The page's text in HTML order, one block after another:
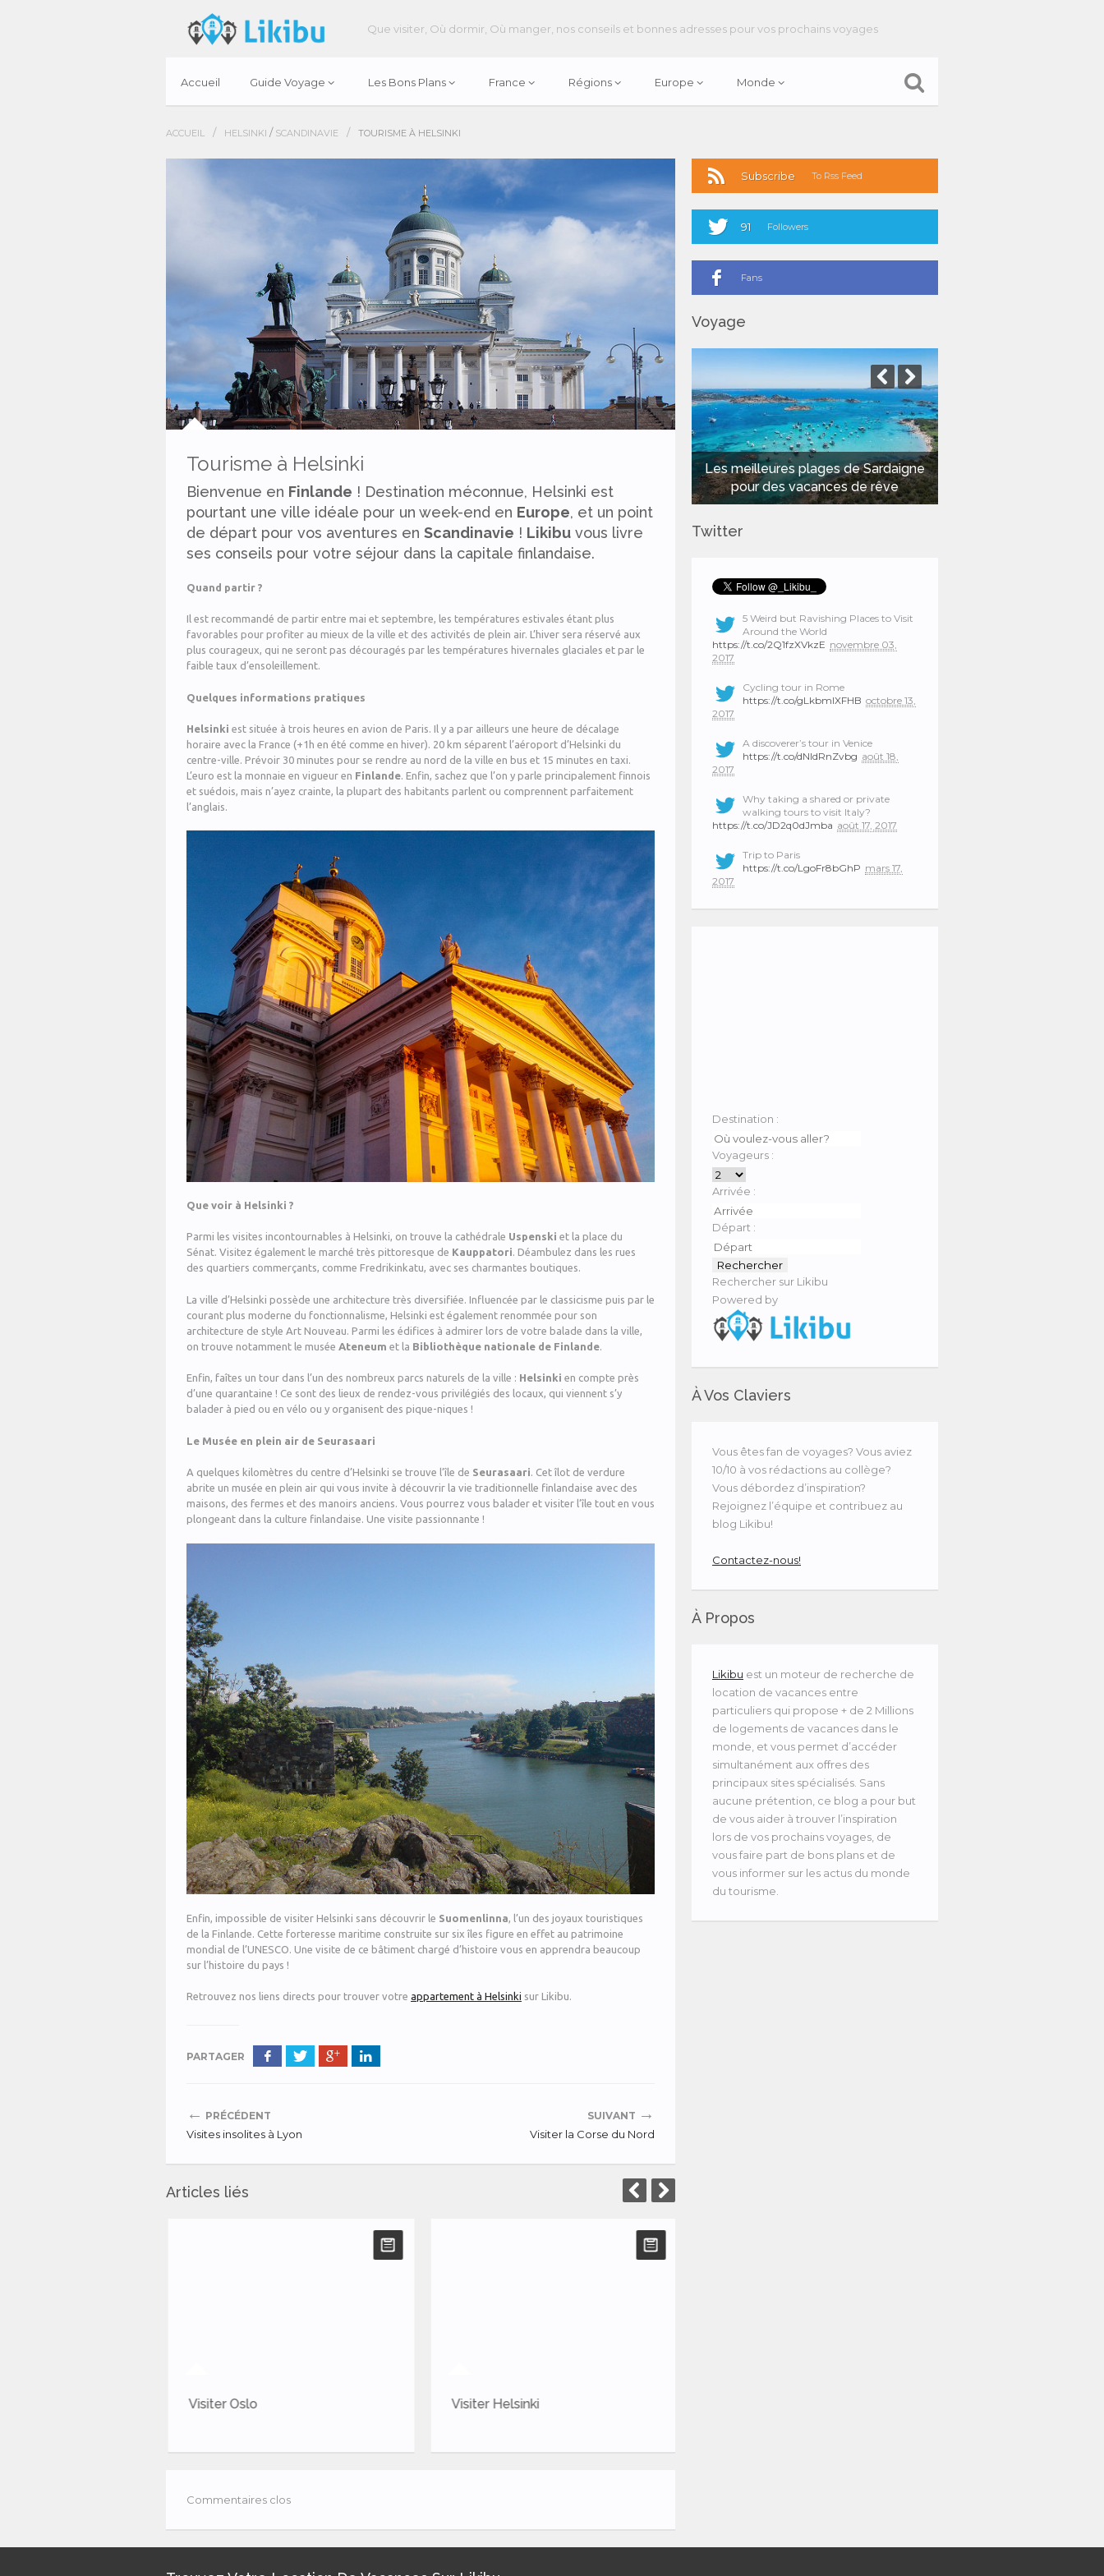
Que visiter, Où dormir, Où manger, nos conseils et bonnes adresses pour vos prochains voyages
Accueil Guide Voyage Les Bons Plans France Régions Europe Monde
ACCUEIL / HELSINKI / SCANDINAVIE / TOURISME À HELSINKI
Tourisme à Helsinki
Bienvenue en Finlande ! Destination méconnue, Helsinki est
pourtant une ville idéale pour un week-end en Europe, et un point
de départ pour vos aventures en Scandinavie ! Likibu vous livre
ses conseils pour votre séjour dans la capitale finlandaise.
Quand partir ?
Il est recommandé de partir entre mai et septembre, les températures estivales étant plus
favorables pour profiter au mieux de la ville et des activités de plein air. L’hiver sera réservé aux
plus courageux, qui ne seront pas découragés par les températures hivernales glaciales et par le
faible taux d’ensoleillement.
Quelques informations pratiques
Helsinki est située à trois heures en avion de Paris. Il y a par ailleurs une heure de décalage
horaire avec la France (+1h en été comme en hiver). 20 km séparent l’aéroport d’Helsinki du
centre-ville. Prévoir 30 minutes pour se rendre au nord de la ville en bus et 15 minutes en taxi.
L’euro est la monnaie en vigueur en Finlande . Enfin, sachez que l’on y parle principalement finnois
et suédois, mais n’ayez crainte, la plupart des habitants parlent ou comprennent parfaitement
l’anglais.
Que voir à Helsinki ?
Parmi les visites incontournables à Helsinki, on trouve la cathédrale Uspenski et la place du
Sénat. Visitez également le marché très pittoresque de Kauppatori. Déambulez dans les rues
des quartiers commerçants, comme Fredrikinkatu, avec ses charmantes boutiques.
La ville d’Helsinki possède une architecture très diversifiée. Influencée par le classicisme puis par le
courant plus moderne du fonctionnalisme, Helsinki est également renommée pour son
architecture de style Art Nouveau. Parmi les édifices à admirer lors de votre balade dans la ville,
on trouve notamment le musée Ateneum et la Bibliothèque nationale de Finlande
Enfin, faîtes un tour dans l’un des nombreux parcs naturels de la ville : Helsinki en compte près
d’une quarantaine ! Ce sont des lieux de rendez-vous privilégiés des locaux, qui viennent s’y
balader à pied ou en vélo ou y organisent des pique-niques !
Le Musée en plein air de Seurasaari
A quelques kilomètres du centre d’Helsinki se trouve l’île de Seurasaari. Cet îlot de verdure
abrite un musée en plein air qui vous invite à découvrir la vie traditionnelle finlandaise avec des
maisons, des fermes et des manoirs anciens. Vous pourrez vous balader et visiter l’île tout en vous
plongeant dans la culture finlandaise. Une visite passionnante !
Enfin, impossible de visiter Helsinki sans découvrir le Suomenlinna , l’un des joyaux touristiques
de la Finlande. Cette forteresse maritime construite sur six îles figure en effet au patrimoine
mondial de l’UNESCO. Une visite de ce bâtiment chargé d’histoire vous en apprendra beaucoup
sur l’histoire du pays !
Retrouvez nos liens directs pour trouver votre appartement à Helsinki sur Likibu.
PARTAGER
← PRÉCÉDENT
Visites insolites à Lyon
SUIVANT →
Visiter la Corse du Nord
Articles liés
Visiter Oslo Visiter Helsinki
Commentaires clos
Subscribe To Rss Feed
91 Followers
Fans
Voyage
Les meilleures plages de Sardaigne
pour des vacances de rêve
Twitter
5 Weird but Ravishing Places to Visit
Around the World
https://t.co/2Q1fzXVkzE novembre 03,
2017
Cycling tour in Rome
https://t.co/gLkbmlXFHB octobre 13,
2017
A discoverer’s tour in Venice
https://t.co/dNIdRnZvbg août 18,
2017
Why taking a shared or private
walking tours to visit Italy?
https://t.co/JD2q0dJmba août 17, 2017
Trip to Paris
https://t.co/LgoFr8bGhP mars 17,
2017
Destination :
Voyageurs :
Arrivée :
Départ :
Rechercher sur Likibu
Powered by
À Vos Claviers
Vous êtes fan de voyages? Vous aviez
10/10 à vos rédactions au collège?
Vous débordez d’inspiration?
Rejoignez l’équipe et contribuez au
blog Likibu!
Contactez-nous!
À Propos
Likibu est un moteur de recherche de
location de vacances entre
particuliers qui propose + de 2 Millions
de logements de vacances dans le
monde, et vous permet d’accéder
simultanément aux offres des
principaux sites spécialisés. Sans
aucune prétention, ce blog a pour but
de vous aider à trouver l’inspiration
lors de vos prochains voyages, de
vous faire part de bons plans et de
vous informer sur les actus du monde
du tourisme.